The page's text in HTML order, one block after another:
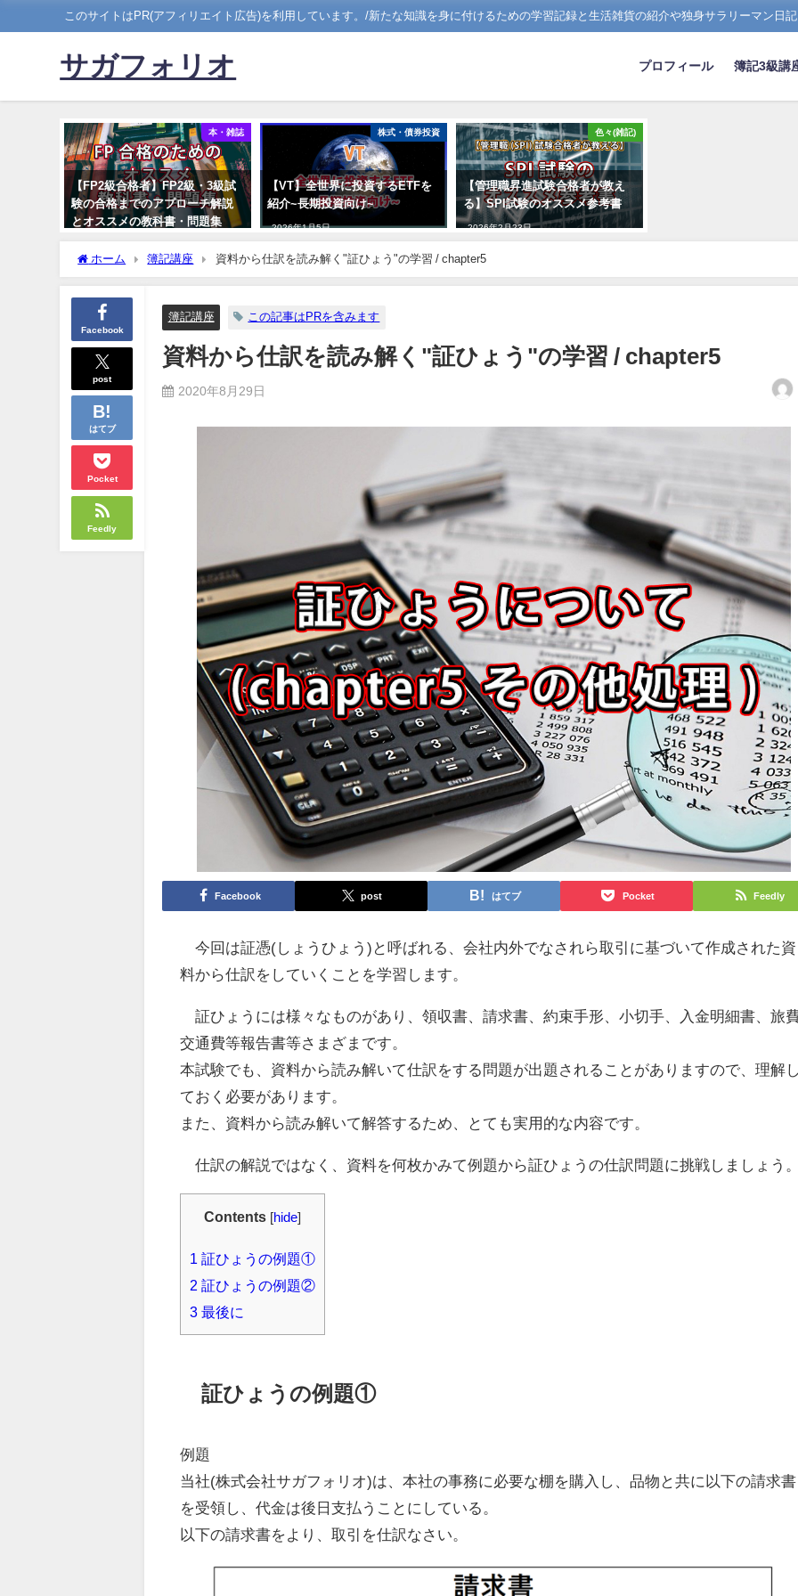
このサイトはPR(アフィリエイト広告)を利用しています。/新たな知識を身に付けるための学習記録と生活雑貨の紹介や独身サラリーマン日
サガフォリオ プロフィール 簿記3級講
本・雑誌
【FP2級合格者】FP2級・3級試
験の合格までのアプローチ解説
とオススメの教科書・問題集
株式・債券投資
【VT】全世界に投資するETFを
紹介~長期投資向け~
2026年1月5日
色々(雑記)
【管理職昇進試験合格者が教え
る】SPI試験のオススメ参考書
2026年2月23日
ホーム 簿記講座 資料から仕訳を読み解く"証ひょう"の学習 / chapter5
Facebook
post
はてブ
Pocket
Feedly
簿記講座 この記事はPRを含みます
資料から仕訳を読み解く"証ひょう"の学習 / chapter5
2020年8月29日
Facebook post はてブ Pocket Feedly
今回は証憑(しょうひょう)と呼ばれる、会社内外でなされら取引に基づいて作成された資
料から仕訳をしていくことを学習します。
証ひょうには様々なものがあり、領収書、請求書、約束手形、小切手、入金明細書、旅
交通費等報告書等さまざまです。
本試験でも、資料から読み解いて仕訳をする問題が出題されることがありますので、理解し
ておく必要があります。
また、資料から読み解いて解答するため、とても実用的な内容です。
仕訳の解説ではなく、資料を何枚かみて例題から証ひょうの仕訳問題に挑戦しましょう。
Contents hide
1 証ひょうの例題①
2 証ひょうの例題②
3 最後に
証ひょうの例題①
例題
当社(株式会社サガフォリオ)は、本社の事務に必要な棚を購入し、品物と共に以下の請求書
を受領し、代金は後日支払うことにしている。
以下の請求書をより、取引を仕訳なさい。